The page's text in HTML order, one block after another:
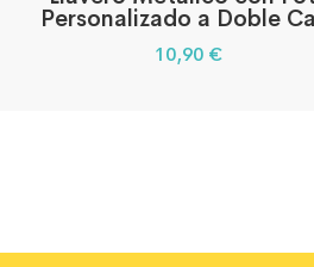
Personalizado a Doble
10,90 €